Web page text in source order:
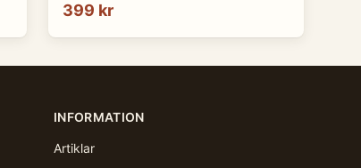
399 kr
INFORMATION
Artiklar